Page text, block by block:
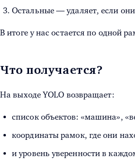
Остальные — удаляет, если
В итоге у нас остается по одной
Что получается?
На выходе YOLO возвращает:
список объектов: «машина»,
координаты рамок, где они
и уровень уверенности в